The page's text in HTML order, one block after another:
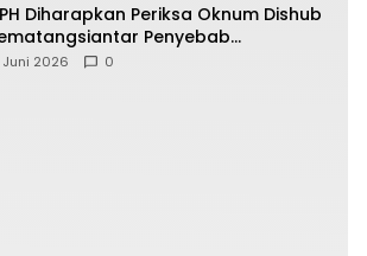
Diharapkan Periksa Oknum Dishub
Penyebab
PAD Retribusi Parkir
Juni 2026 0